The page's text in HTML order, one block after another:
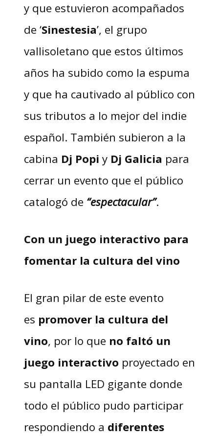
y que estuvieron acompañados
de ‘Sinestesia’, el grupo
vallisoletano que estos últimos
años ha subido como la espuma
y que ha cautivado al público con
sus tributos a lo mejor del indie
español. También subieron a la
cabina Dj Popi y Dj Galicia para
cerrar un evento que el público
catalogó de “espectacular”.
Con un juego interactivo para
fomentar la cultura del vino
El gran pilar de este evento
es promover la cultura del
vino, por lo que no faltó un
juego interactivo proyectado en
su pantalla LED gigante donde
todo el público pudo participar
respondiendo a diferentes